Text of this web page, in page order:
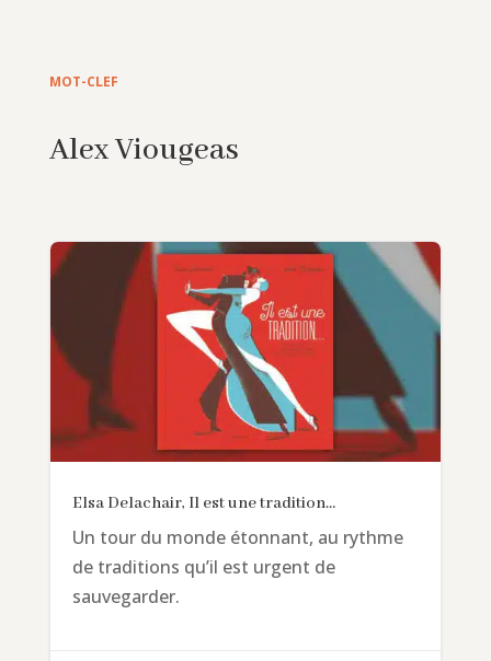
MOT-CLEF
Alex Viougeas
Elsa Delachair, Il est une tradition…
Un tour du monde étonnant, au rythme
de traditions qu’il est urgent de
sauvegarder.